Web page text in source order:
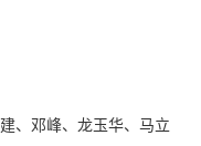
、邓峰、龙玉华、马立